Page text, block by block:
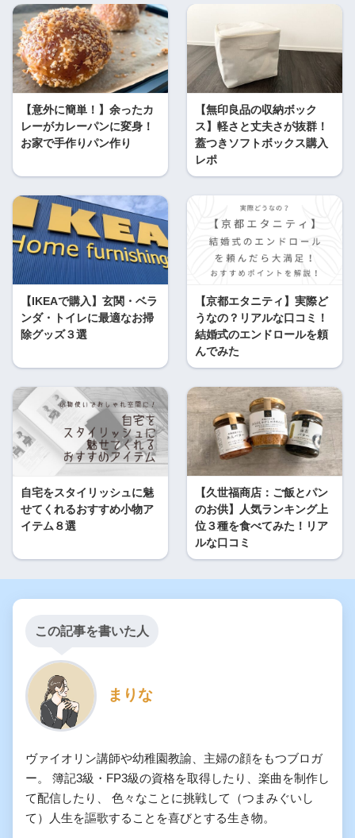
【意外に簡単！】余ったカ
レーがカレーパンに変身！
お家で手作りパン作り
【無印良品の収納ボック
ス】軽さと丈夫さが抜群！
蓋つきソフトボックス購入
レポ
【IKEAで購入】玄関・ベラ
ンダ・トイレに最適なお掃
除グッズ３選
【京都エタニティ】実際ど
うなの？リアルな口コミ！
結婚式のエンドロールを頼
んでみた
自宅をスタイリッシュに魅
せてくれるおすすめ小物ア
イテム８選
【久世福商店：ご飯とパン
のお供】人気ランキング上
位３種を食べてみた！リア
ルな口コミ
この記事を書いた人
まりな
ヴァイオリン講師や幼稚園教諭、主婦の顔をもつブロガ
ー。 簿記3級・FP3級の資格を取得したり、楽曲を制作し
て配信したり、 色々なことに挑戦して（つまみぐいし
て）人生を謳歌することを喜びとする生き物。